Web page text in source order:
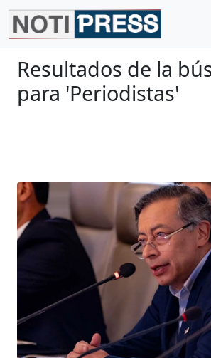
Resultados de la
para 'Periodistas'